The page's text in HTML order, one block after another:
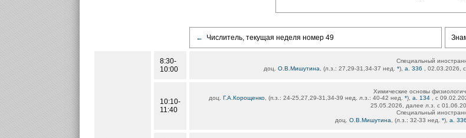
← Числитель, текущая неделя номер 49
8:30-
10:00
Специальный
доц. О.В.Мишутина , (л.з.: 27,29-31,34-37 нед. *), а. 336 , 02.03.2026,
10:10-
11:40
Химические основы
доц. Г.А.Корощенко, (п.з.: 24-25,27,29-31,34-39 нед. л.з.: 40-42 нед. *), а. 134
, с
25.05.2026, далее л.з. с
Специальный
доц. О.В.Мишутина , (л.з.: 32-33 нед. *), а. 336